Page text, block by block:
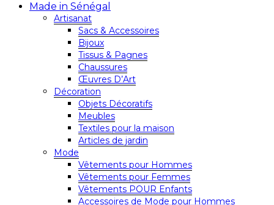
Made in Sénégal
Artisanat
Sacs & Accessoires
Bijoux
Tissus & Pagnes
Chaussures
Œuvres D’Art
Décoration
Objets Décoratifs
Meubles
Textiles pour la maison
Articles de jardin
Mode
Vêtements pour Hommes
Vêtements pour Femmes
Vêtements POUR Enfants
Accessoires de Mode pour Hommes